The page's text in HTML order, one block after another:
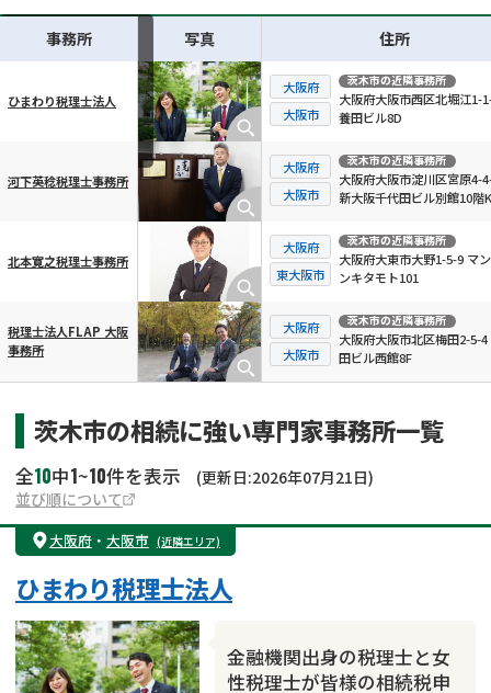
横スクロール可能
事務所 写真 住所
ひまわり税理士法人
大阪府
大阪市
茨木市の近隣事務所
大阪府大阪市西区北堀江1-
養田ビル8D
河下英稔税理士事務所
大阪府
大阪市
茨木市の近隣事務所
大阪府大阪市淀川区宮原4-
新大阪千代田ビル別館10階
北本寛之税理士事務所
大阪府
東大阪市
茨木市の近隣事務所
大阪府大東市大野1-5-9 マ
ンキタモト101
税理士法人FLAP 大阪
事務所
大阪府
大阪市
茨木市の近隣事務所
大阪府大阪市北区梅田2-5-4
田ビル西館8F
茨木市の相続に強い専門家事務所一覧
全10中1~10件を表示
(更新日:2026年07月21日)
並び順について
大阪府・ 大阪市 (近隣エリア)
金融機関出身の税理士と女
性税理士が皆様の相続税申
ひまわり税理士法人